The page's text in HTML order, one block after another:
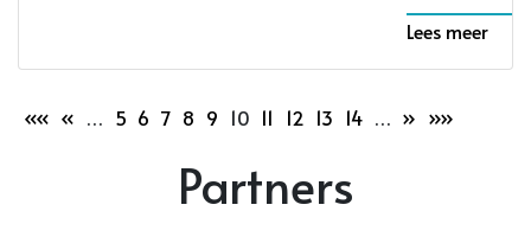
Lees meer
«« « … 5 6 7 8 9 10 11 12 13 14 … » »»
Partners